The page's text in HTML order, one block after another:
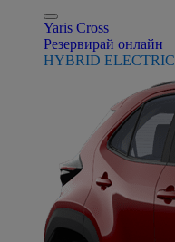
Yaris Cross
Резервирай онлайн
HYBRID ELECTRIC